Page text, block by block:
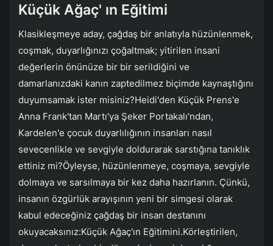
Küçük Ağaç' ın Eğitimi
Klasikleşmeye aday, çağdaş bir anlatıyla hüzünlenmek,
coşmak, duyarlığınızı çoğaltmak; yitirilen insani
değerlerin önünüze bir bir serildiğini ve
damarlanızdaki kanın zaptedilmez biçimde kaynaştığını
duyumsamak ister misiniz?Heidi'den Küçük Prens'e
Anna Frank'tan Martı'ya Şeker Portakalı'ndan,
Kardelen'e çocuk duyarlılığının insanları nasıl
sevecenlikle ve sevgiyle doldurarak sarstığına tanıklık
ettiniz mi?Öyleyse, hüzünlenmeye, coşmaya, sevgiyle
dolmaya ve sarsılmaya bir kez daha hazırlanın. Çünkü,
insanın özgürlük arayışının yeni bir simgesi olarak
kabul edeceğiniz çağdaş bir insan destanını
okuyacaksınız:Küçük Ağaç'ın Eğitimini.Körleştirilen,